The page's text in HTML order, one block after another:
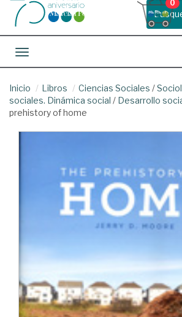
0
Toggle navigation
Inicio Libros Ciencias Sociales /
sociales. Dinámica social / Desarrollo
prehistory of home